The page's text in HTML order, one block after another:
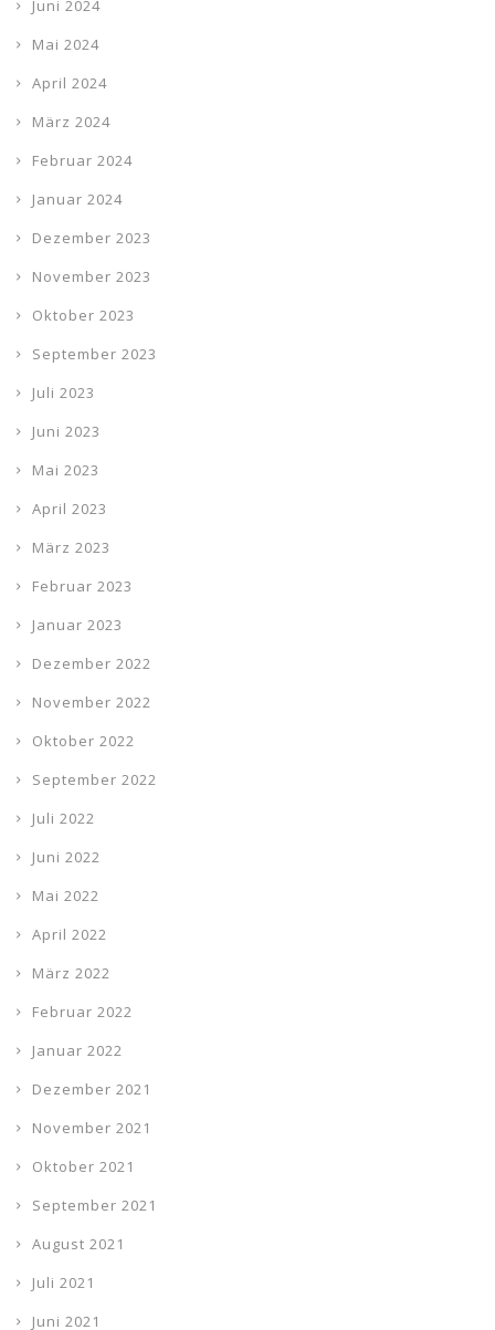
Juni 2024
Mai 2024
April 2024
März 2024
Februar 2024
Januar 2024
Dezember 2023
November 2023
Oktober 2023
September 2023
Juli 2023
Juni 2023
Mai 2023
April 2023
März 2023
Februar 2023
Januar 2023
Dezember 2022
November 2022
Oktober 2022
September 2022
Juli 2022
Juni 2022
Mai 2022
April 2022
März 2022
Februar 2022
Januar 2022
Dezember 2021
November 2021
Oktober 2021
September 2021
August 2021
Juli 2021
Juni 2021